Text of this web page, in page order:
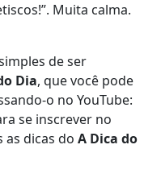
Muita calma.
de ser
Dia, que você pode
o no YouTube:
se inscrever no
dicas do A Dica do